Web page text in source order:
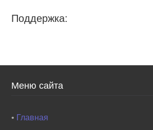
Поддержка:
Меню сайта
• Главная